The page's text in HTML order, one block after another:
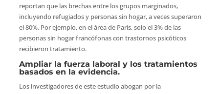
reportan que las brechas entre los grupos marginados,
incluyendo refugiados y personas sin hogar, a veces superaron
el 80%. Por ejemplo, en el área de París, solo el 3% de las
personas sin hogar francófonas con trastornos psicóticos
recibieron tratamiento.
Ampliar la fuerza laboral y los tratamientos
basados en la evidencia.
Los investigadores de este estudio abogan por la